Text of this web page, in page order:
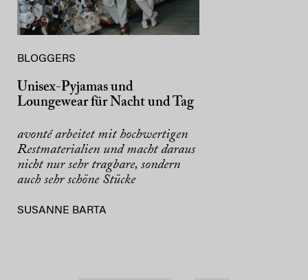
BLOGGERS
Unisex-Pyjamas und
Loungewear für Nacht und Tag
avonté arbeitet mit hochwertigen
Restmaterialien und macht daraus
nicht nur sehr tragbare, sondern
auch sehr schöne Stücke
SUSANNE BARTA